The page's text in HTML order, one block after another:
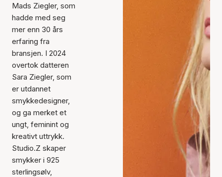
Mads Ziegler, som
hadde med seg
mer enn 30 års
erfaring fra
bransjen. I 2024
overtok datteren
Sara Ziegler, som
er utdannet
smykkedesigner,
og ga merket et
ungt, feminint og
kreativt uttrykk.
Studio.Z skaper
smykker i 925
sterlingsølv,